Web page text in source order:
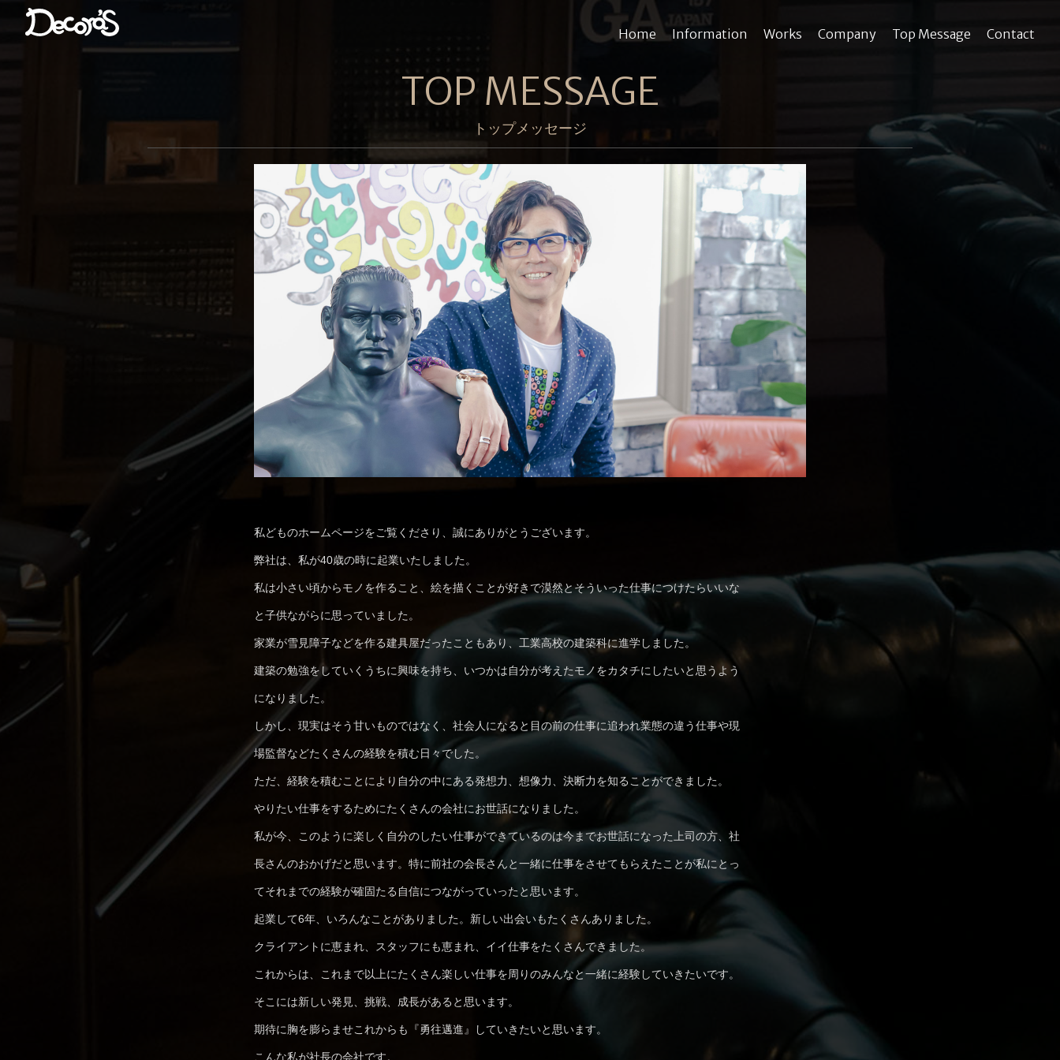
Home Information Works Company Top Message Contact
TOP MESSAGE
トップメッセージ
私どものホームページをご覧くださり、誠にありがとうございます。
弊社は、私が40歳の時に起業いたしました。
私は小さい頃からモノを作ること、絵を描くことが好きで漠然とそういった仕事につけたらいいな
と子供ながらに思っていました。
家業が雪見障子などを作る建具屋だったこともあり、工業高校の建築科に進学しました。
建築の勉強をしていくうちに興味を持ち、いつかは自分が考えたモノをカタチにしたいと思うよう
になりました。
しかし、現実はそう甘いものではなく、社会人になると目の前の仕事に追われ業態の違う仕事や現
場監督などたくさんの経験を積む日々でした。
ただ、経験を積むことにより自分の中にある発想力、想像力、決断力を知ることができました。
やりたい仕事をするためにたくさんの会社にお世話になりました。
私が今、このように楽しく自分のしたい仕事ができているのは今までお世話になった上司の方、社
⻑さんのおかげだと思います。特に前社の会⻑さんと⼀緒に仕事をさせてもらえたことが私にとっ
てそれまでの経験が確固たる自信につながっていったと思います。
起業して6年、いろんなことがありました。新しい出会いもたくさんありました。
クライアントに恵まれ、スタッフにも恵まれ、イイ仕事をたくさんできました。
これからは、これまで以上にたくさん楽しい仕事を周りのみんなと⼀緒に経験していきたいです。
そこには新しい発見、挑戦、成⻑があると思います。
期待に胸を膨らませこれからも『勇往邁進』していきたいと思います。
こんな私が社⻑の会社です。